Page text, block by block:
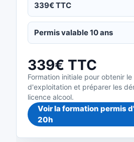
339€ TTC
Permis valable 10 ans
339€ TTC
Formation initiale pour obtenir le
d'exploitation et préparer les
licence alcool.
Voir la formation permis
20h